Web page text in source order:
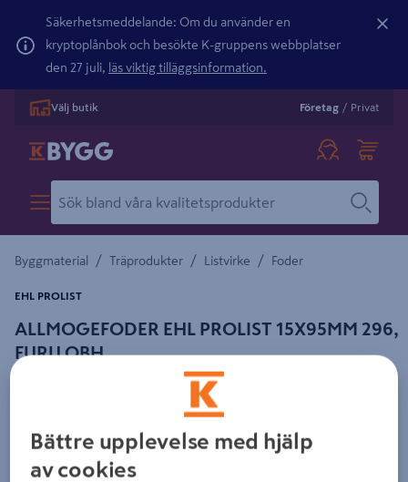
Säkerhetsmeddelande: Om du använder en
kryptoplånbok och besökte K-gruppens webbplatser
den 27 juli, läs viktig tilläggsinformation.
Välj butik Företag / Privat
Byggmaterial / Träprodukter / Listvirke / Foder
ALLMOGEFODER EHL PROLIST 15X95MM 296,
FURU OBH
EHL PROLIST
Detaljerad beskrivning finns i produktbeskrivningsområdet
Bättre upplevelse med hjälp
av cookies